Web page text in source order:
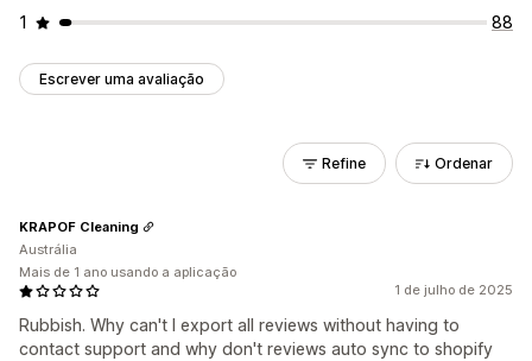
1
88
Escrever uma avaliação
Refine Ordenar
1 de julho de 2025
Rubbish. Why can't I export all reviews without having to
contact support and why don't reviews auto sync to shopify
KRAPOF Cleaning
Austrália
Mais de 1 ano usando a aplicação